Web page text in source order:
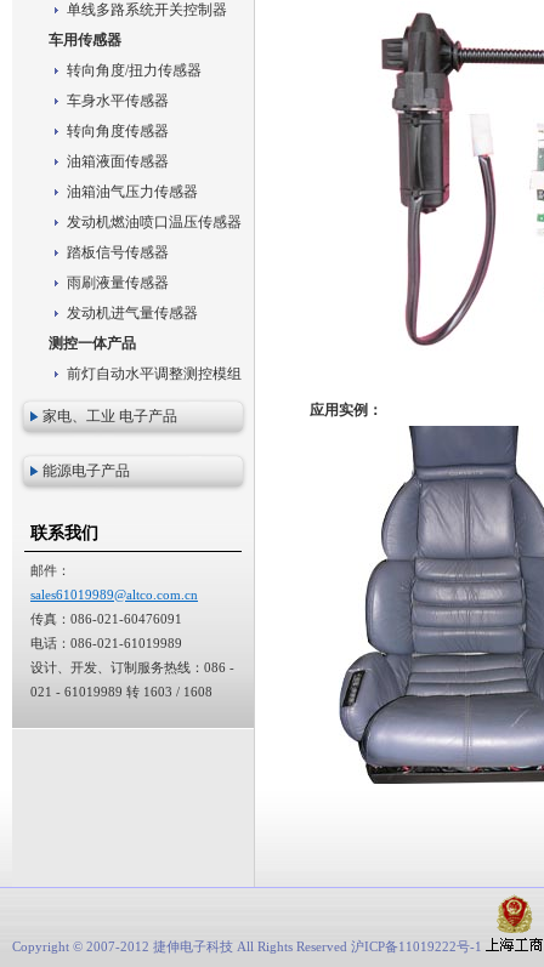
单线多路系统开关控制器
车用传感器
转向角度/扭力传感器
车身水平传感器
转向角度传感器
油箱液面传感器
油箱油气压力传感器
发动机燃油喷口温压传感器
踏板信号传感器
雨刷液量传感器
发动机进气量传感器
测控一体产品
前灯自动水平调整测控模组
家电、工业 电子产品
能源电子产品
联系我们
邮件：
sales61019989@altco.com.cn
传真：086-021-60476091
电话：086-021-61019989
设计、开发、订制服务热线：086 -
021 - 61019989 转 1603 / 1608
应用实例：
Copyright © 2007-2012 捷伸电子科技 All Rights Reserved 沪ICP备11019222号-1